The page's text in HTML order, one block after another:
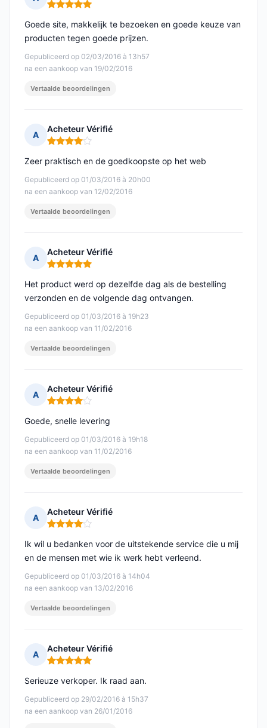
Opmerking: 5 van 5
Gepubliceerd op 02/03/2016 à 13h57
na een aankoop van 19/02/2016
Goede site, makkelijk te bezoeken en goede keuze van
producten tegen goede prijzen.
Vertaalde beoordelingen
A
Acheteur Vérifié
Opmerking: 4 van 5
Gepubliceerd op 01/03/2016 à 20h00
na een aankoop van 12/02/2016
Zeer praktisch en de goedkoopste op het web
Vertaalde beoordelingen
A
Acheteur Vérifié
Opmerking: 5 van 5
Gepubliceerd op 01/03/2016 à 19h23
na een aankoop van 11/02/2016
Het product werd op dezelfde dag als de bestelling
verzonden en de volgende dag ontvangen.
Vertaalde beoordelingen
A
Acheteur Vérifié
Opmerking: 4 van 5
Gepubliceerd op 01/03/2016 à 19h18
na een aankoop van 11/02/2016
Goede, snelle levering
Vertaalde beoordelingen
A
Acheteur Vérifié
Opmerking: 4 van 5
Gepubliceerd op 01/03/2016 à 14h04
na een aankoop van 13/02/2016
Ik wil u bedanken voor de uitstekende service die u mij
en de mensen met wie ik werk hebt verleend.
Vertaalde beoordelingen
A
Acheteur Vérifié
Opmerking: 5 van 5
Gepubliceerd op 29/02/2016 à 15h37
na een aankoop van 26/01/2016
Serieuze verkoper. Ik raad aan.